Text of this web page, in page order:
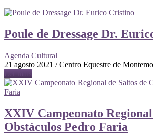
Poule de Dressage Dr.
Agenda Cultural
21 agosto 2021 / Centro Equestre de
Ler mais
XXIV Campeonato Regional
Obstáculos Pedro Faria